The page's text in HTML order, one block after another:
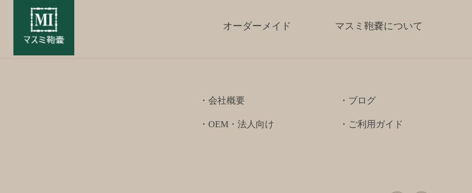
オーダーメイド マスミ鞄嚢について
・会社概要 ・ブログ
・OEM・法人向け ・ご利用ガイド